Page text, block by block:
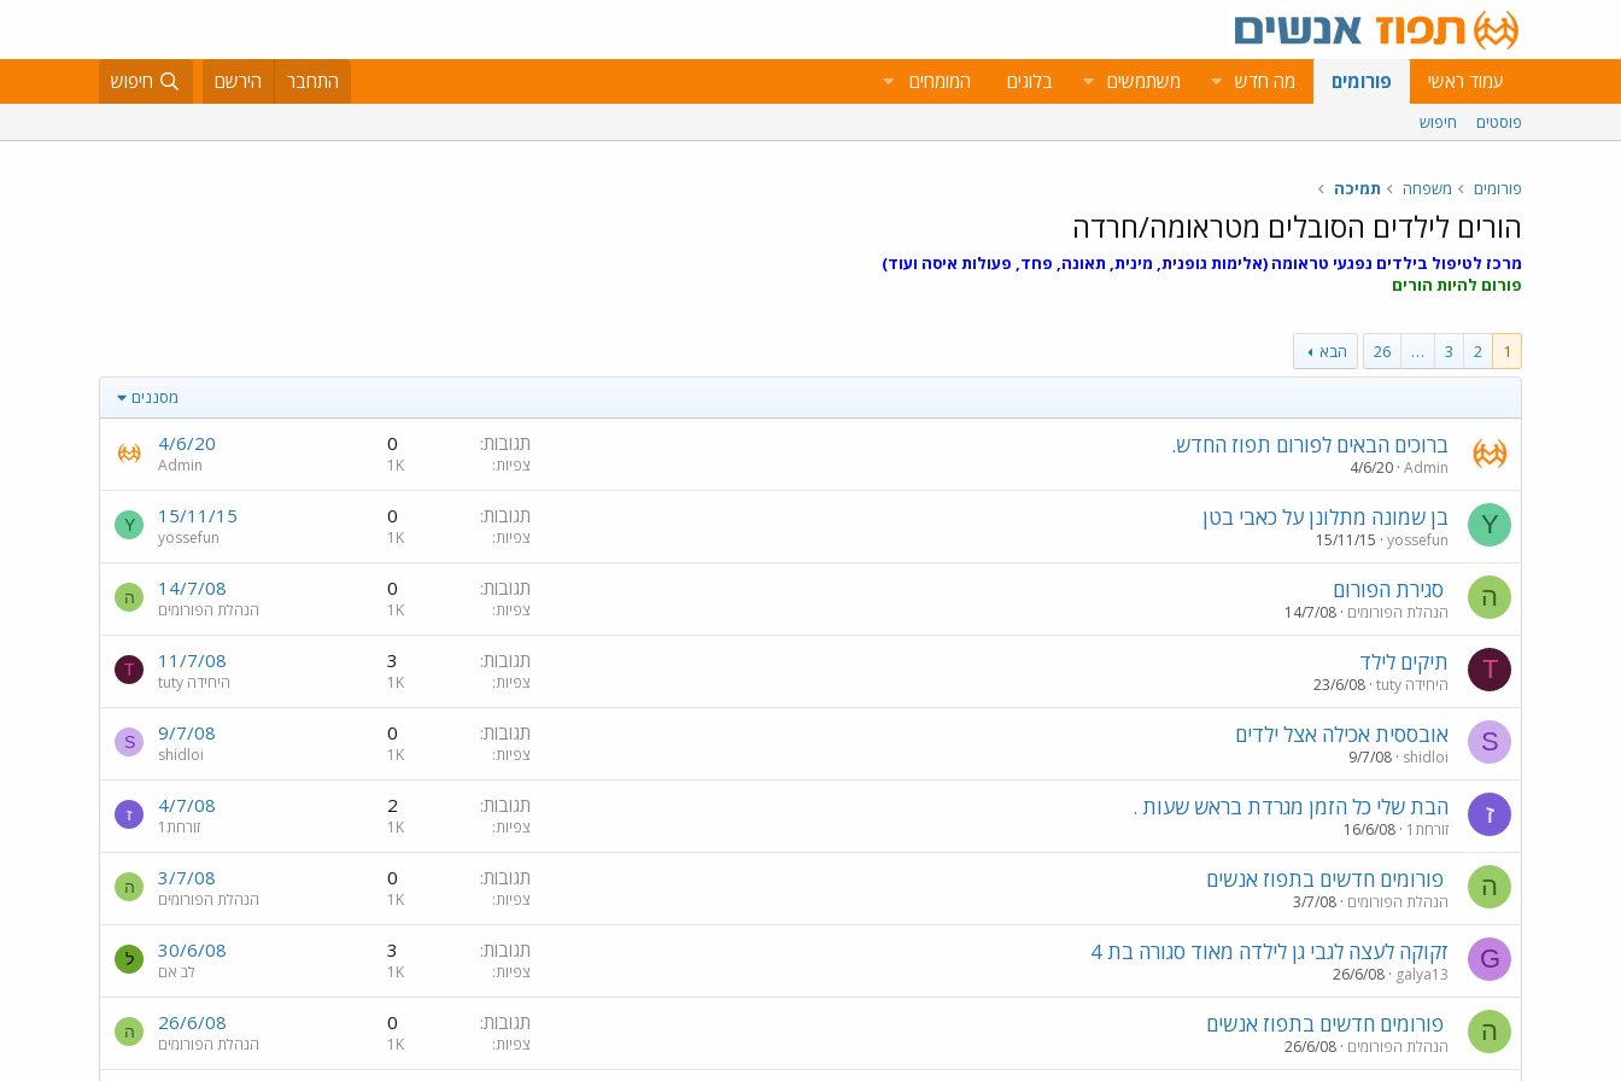
עמוד ראשי פורומים מה חדש משתמשים בלוגים המומחים התחבר הירשם חיפוש
פוסטים חיפוש
פורומים משפחה תמיכה
הורים לילדים הסובלים מטראומה/חרדה
מרכז לטיפול בילדים נפגעי טראומה (אלימות גופנית, מינית, תאונה, פחד, פעולות איסה ועוד)
פורום להיות הורים
1
2
3
…
26 הבא
מסננים
ברוכים הבאים לפורום תפוז החדש.
Admin
4/6/20
תגובות 0
צפיות 1K
4/6/20
Admin
Y בן שמונה מתלונן על כאבי בטן
yossefun
15/11/15
תגובות 0
צפיות 1K
15/11/15
yossefun
Y
ה סגירת הפורום
הנהלת הפורומים 14/7/08
תגובות 0
צפיות 1K
14/7/08
הנהלת הפורומים
ה
T תיקים לילד
tuty היחידה 23/6/08
תגובות 3
צפיות 1K
11/7/08
tuty היחידה
T
S אובססית אכילה אצל ילדים
shidloi
9/7/08
תגובות 0
צפיות 1K
9/7/08
shidloi
S
ז הבת שלי כל הזמן מגרדת בראש שעות .
זורחת1 16/6/08
תגובות 2
צפיות 1K
4/7/08
זורחת1
ז
ה פורומים חדשים בתפוז אנשים
הנהלת הפורומים 3/7/08
תגובות 0
צפיות 1K
3/7/08
הנהלת הפורומים
ה
G זקוקה לעצה לגבי גן לילדה מאוד סגורה בת 4
galya13
26/6/08
תגובות 3
צפיות 1K
30/6/08
לב אם
ל
ה פורומים חדשים בתפוז אנשים
הנהלת הפורומים 26/6/08
תגובות 0
צפיות 1K
26/6/08
הנהלת הפורומים
ה